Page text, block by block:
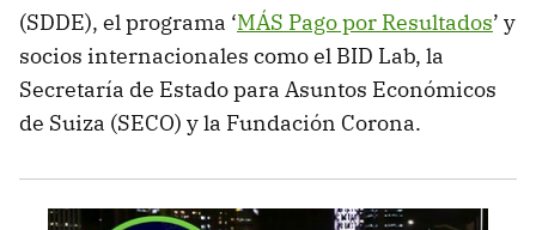
(SDDE), el programa ‘MÁS Pago por Resultados’ y
socios internacionales como el BID Lab, la
Secretaría de Estado para Asuntos Económicos
de Suiza (SECO) y la Fundación Corona.